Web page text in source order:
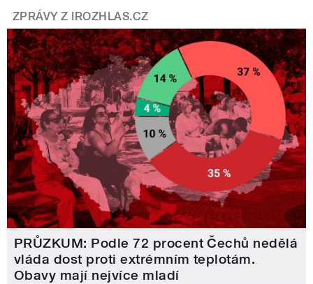
ZPRÁVY Z IROZHLAS.CZ
PRŮZKUM: Podle 72 procent Čechů nedělá
vláda dost proti extrémním teplotám.
Obavy mají nejvíce mladí